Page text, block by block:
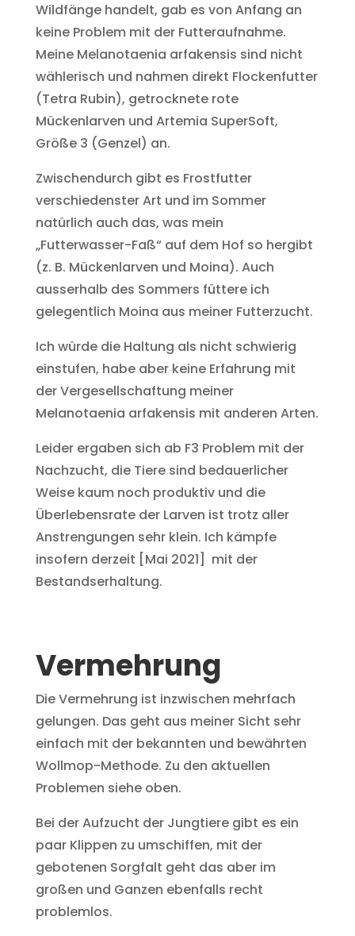
Wildfänge handelt, gab es von Anfang an
keine Problem mit der Futteraufnahme.
Meine Melanotaenia arfakensis sind nicht
wählerisch und nahmen direkt Flockenfutter
(Tetra Rubin), getrocknete rote
Mückenlarven und Artemia SuperSoft,
Größe 3 (Genzel) an.
Zwischendurch gibt es Frostfutter
verschiedenster Art und im Sommer
natürlich auch das, was mein
„Futterwasser-Faß“ auf dem Hof so hergibt
(z. B. Mückenlarven und Moina). Auch
ausserhalb des Sommers füttere ich
gelegentlich Moina aus meiner Futterzucht.
Ich würde die Haltung als nicht schwierig
einstufen, habe aber keine Erfahrung mit
der Vergesellschaftung meiner
Melanotaenia arfakensis mit anderen Arten.
Leider ergaben sich ab F3 Problem mit der
Nachzucht, die Tiere sind bedauerlicher
Weise kaum noch produktiv und die
Überlebensrate der Larven ist trotz aller
Anstrengungen sehr klein. Ich kämpfe
insofern derzeit [Mai 2021] mit der
Bestandserhaltung.
Vermehrung
Die Vermehrung ist inzwischen mehrfach
gelungen. Das geht aus meiner Sicht sehr
einfach mit der bekannten und bewährten
Wollmop-Methode. Zu den aktuellen
Problemen siehe oben.
Bei der Aufzucht der Jungtiere gibt es ein
paar Klippen zu umschiffen, mit der
gebotenen Sorgfalt geht das aber im
großen und Ganzen ebenfalls recht
problemlos.